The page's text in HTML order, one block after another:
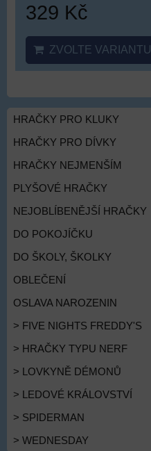
329 Kč
ZVOLTE VARIANTU
HRAČKY PRO KLUKY
HRAČKY PRO DÍVKY
HRAČKY NEJMENŠÍM
PLYŠOVÉ HRAČKY
NEJOBLÍBENĚJŠÍ HRAČKY
DO POKOJÍČKU
DO ŠKOLY, ŠKOLKY
OBLEČENÍ
OSLAVA NAROZENIN
> FIVE NIGHTS FREDDY'S
> HRAČKY TYPU NERF
> LOVKYNĚ DÉMONŮ
> LEDOVÉ KRÁLOVSTVÍ
> SPIDERMAN
> WEDNESDAY